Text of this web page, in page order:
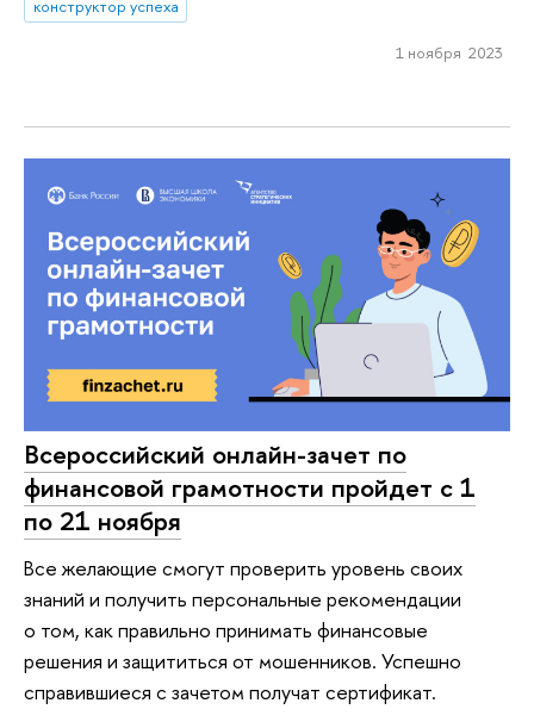
конструктор успеха
1 ноября 2023
Всероссийский онлайн-зачет по
финансовой грамотности пройдет с 1
по 21 ноября
Все желающие смогут проверить уровень своих
знаний и получить персональные рекомендации
о том, как правильно принимать финансовые
решения и защититься от мошенников. Успешно
справившиеся с зачетом получат сертификат.